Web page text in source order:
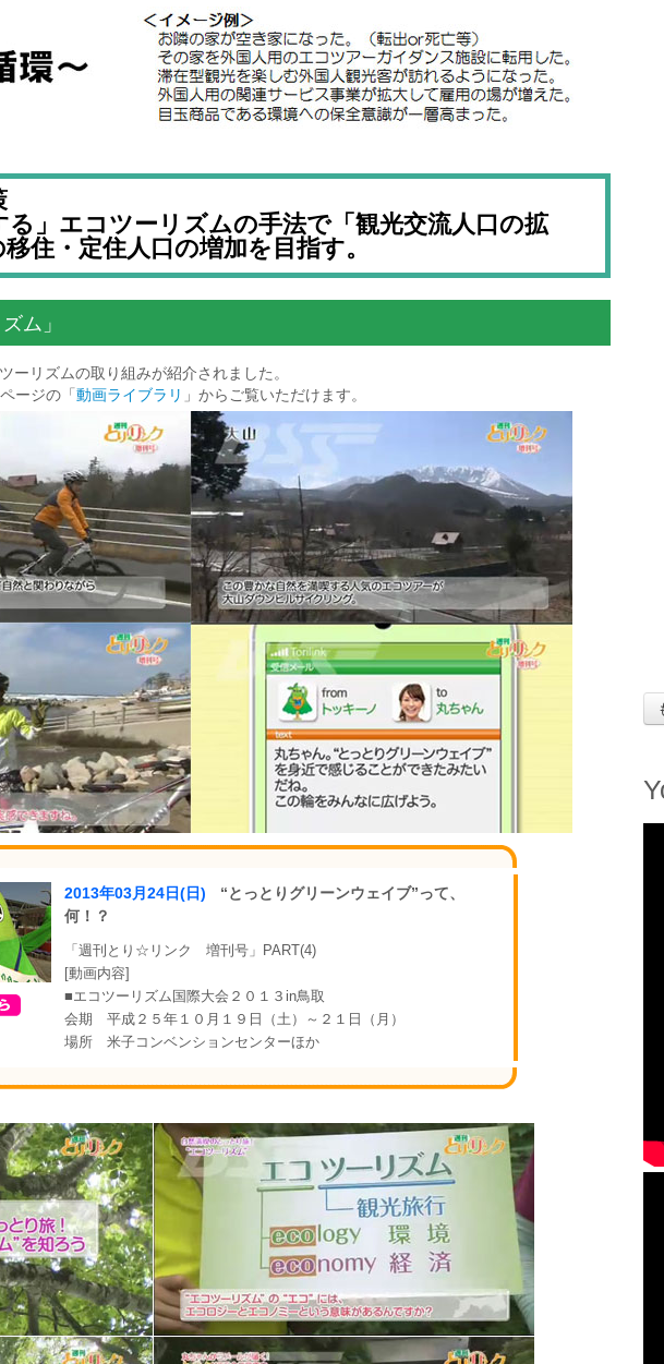
る」エコツーリズムの手法で「観光交流人口の拡
住・定住人口の増加を目指す。
ム」
ーリズムの取り組みが紹介されました。
ージの「 動画ライブラリ 」からご覧いただけます。
2013年03月24日(日)
“とっとりグリーンウェイブ”って、
何！？
「週刊とり☆リンク 増刊号」PART(4)
[動画内容]
■エコツーリズム国際大会２０１３in鳥取
会期 平成２５年１０月１９日（土）～２１日（月）
場所 米子コンベンションセンターほか